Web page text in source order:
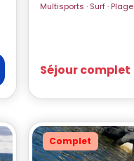
Multisports · Surf · Plage
Séjour complet
Complet